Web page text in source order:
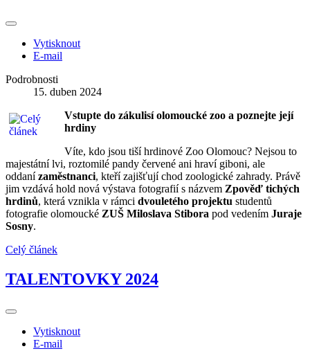
Vytisknout
E-mail
Podrobnosti
15. duben 2024
Vstupte do zákulisí olomoucké zoo a poznejte její
hrdiny
Víte, kdo jsou tiší hrdinové Zoo Olomouc? Nejsou to
majestátní lvi, roztomilé pandy červené ani hraví giboni, ale
oddanízaměstnanci, kteří zajišťují chod zoologické zahrady. Právě
jim vzdává hold nová výstava fotografií s názvem Zpověď tichých
hrdinů, která vznikla v rámci dvouletého projektu studentů
fotografie olomoucké ZUŠ Miloslava Stibora pod vedením Juraje
Sosny.
Celý článek
TALENTOVKY 2024
Vytisknout
E-mail